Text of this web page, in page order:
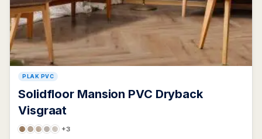
PLAK PVC
Solidfloor Mansion PVC Dryback
Visgraat
+3